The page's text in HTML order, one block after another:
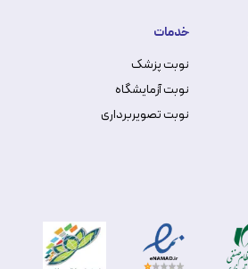
خدمات
نوبت پزشک
نوبت آزمایشگاه
نوبت تصویربرداری